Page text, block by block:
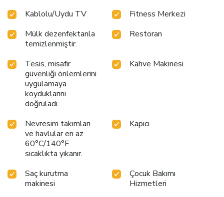
Kablolu/Uydu TV
Fitness Merkezi
Mülk dezenfektanla
temizlenmiştir.
Restoran
Tesis, misafir
güvenliği önlemlerini
uygulamaya
koyduklarını
doğruladı.
Kahve Makinesi
Nevresim takımları
ve havlular en az
60°C/140°F
sıcaklıkta yıkanır.
Kapıcı
Saç kurutma
makinesi
Çocuk Bakımı
Hizmetleri